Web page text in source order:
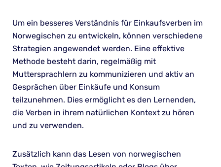
Um ein besseres Verständnis für Einkaufsverben im
Norwegischen zu entwickeln, können verschiedene
Strategien angewendet werden. Eine effektive
Methode besteht darin, regelmäßig mit
Muttersprachlern zu kommunizieren und aktiv an
Gesprächen über Einkäufe und Konsum
teilzunehmen. Dies ermöglicht es den Lernenden,
die Verben in ihrem natürlichen Kontext zu hören
und zu verwenden.
Zusätzlich kann das Lesen von norwegischen